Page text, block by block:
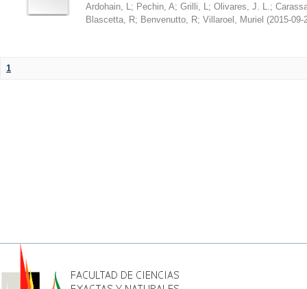
Ardohain, L; Pechin, A; Grilli, L; Olivares, J. L.;
Blascetta, R; Benvenutto, R; Villaroel, Muriel (2015-09-
1